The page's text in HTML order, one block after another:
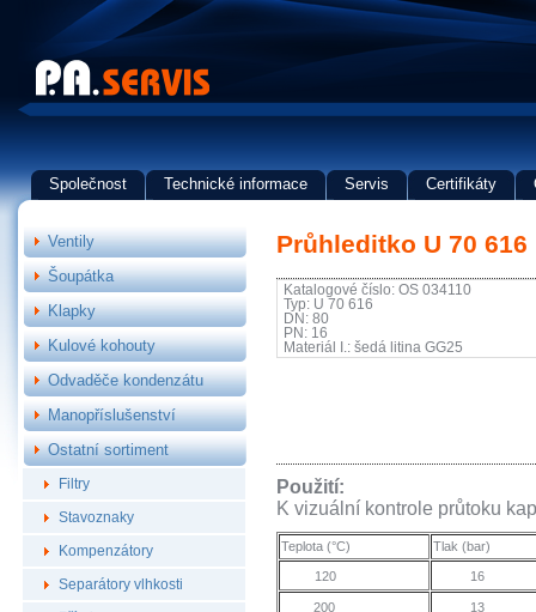
Společnost Technické informace Servis Certifikáty
Ventily
Šoupátka
Klapky
Kulové kohouty
Odvaděče kondenzátu
Manopříslušenství
Ostatní sortiment
Filtry
Stavoznaky
Kompenzátory
Separátory vlhkosti
Průhleditko U 70 616
Katalogové číslo: OS 034110
Typ: U 70 616
DN: 80
PN: 16
Materiál I.: šedá litina GG25
Použití:
K vizuální kontrole průtoku
Teplota (°C) Tlak (bar)
120 16
200 13